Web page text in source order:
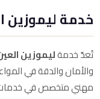
خدمة ليموزين
تُعدّ خدمةليموزين
والأمان والدقة في
مهني متخصص في خدمات